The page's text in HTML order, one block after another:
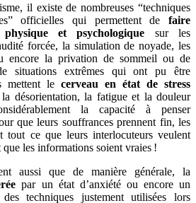
il existe de nombreuses “techniques
officielles qui permettent de faire
et psychologique sur les
forcée, la simulation de noyade, les
encore la privation de sommeil ou de
situations extrêmes qui ont pu être
mettent le cerveau en état de stress
la désorientation, la fatigue et la douleur
la capacité à penser
que leurs souffrances prennent fin, les
tout ce que leurs interlocuteurs veulent
que les informations soient vraies !
aussi que de manière générale, la
par un état d’anxiété ou encore un
techniques justement utilisées lors